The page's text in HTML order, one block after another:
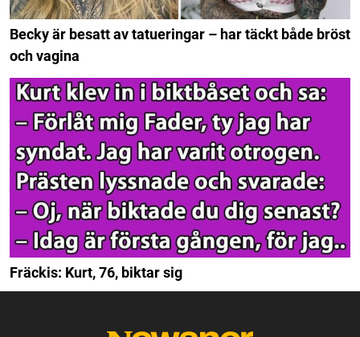
Becky är besatt av tatueringar – har täckt både bröst
och vagina
Fräckis: Kurt, 76, biktar sig